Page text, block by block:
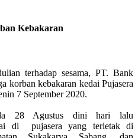
Kebakaran
terhadap sesama, PT. Bank
korban kebakaran kedai Pujasera
7 September 2020.
28 Agustus dini hari lalu
di pujasera yang terletak di